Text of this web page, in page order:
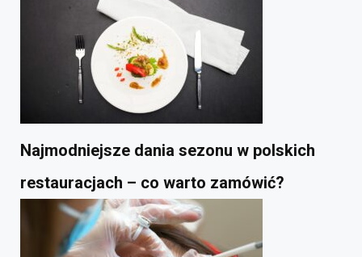
Najmodniejsze dania sezonu w polskich
restauracjach – co warto zamówić?